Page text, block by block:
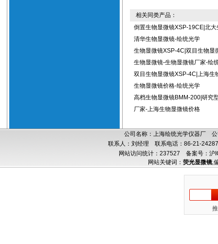
相关同类产品：
倒置生物显微镜XSP-19CE|北大
清华生物显微镜-绘统光学
生物显微镜XSP-4C|双目生物显
生物显微镜-生物显微镜厂家-绘
双目生物显微镜XSP-4C|上海生
生物显微镜价格-绘统光学
高档生物显微镜BMM-200|研究
厂家-上海生物显微镜价格
公司名称：上海绘统光学仪器厂
联系人：刘经理 联系电话：86-21-
网站访问统计：237527 备案号：沪
网站关键词： 荧光显微镜,